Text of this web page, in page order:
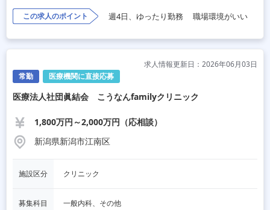
この求人のポイント 週4日、ゆったり勤務 職場環境がいい
常勤 医療機関に直接応募
求人情報更新日：2026年06月03日
医療法人社団眞結会 こうなんfamilyクリニック
1,800万円～2,000万円（応相談）
新潟県新潟市江南区
施設区分 クリニック
募集科目 一般内科、その他